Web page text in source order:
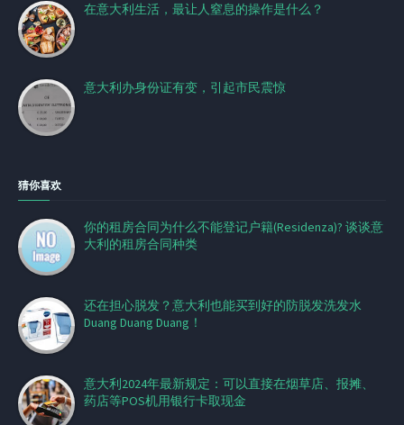
在意大利生活，最让人窒息的操作是什么？
意大利办身份证有变，引起市民震惊
猜你喜欢
你的租房合同为什么不能登记户籍(Residenza)? 谈谈意
大利的租房合同种类
还在担心脱发？意大利也能买到好的防脱发洗发水
Duang Duang Duang！
意大利2024年最新规定：可以直接在烟草店、报摊、
药店等POS机用银行卡取现金